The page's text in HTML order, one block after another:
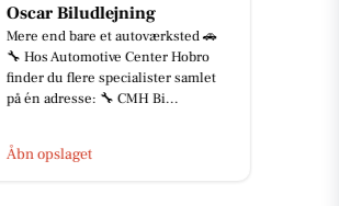
Biludlejning
end bare et autoværksted 🚗
Hos Automotive Center Hobro
du flere specialister samlet
én adresse: 🔧 CMH Bi...
opslaget